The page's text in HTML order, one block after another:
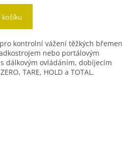
kontrolní vážení těžkých břemen
nebo portálovým
dálkovým ovládáním, dobíjecím
TARE, HOLD a TOTAL.